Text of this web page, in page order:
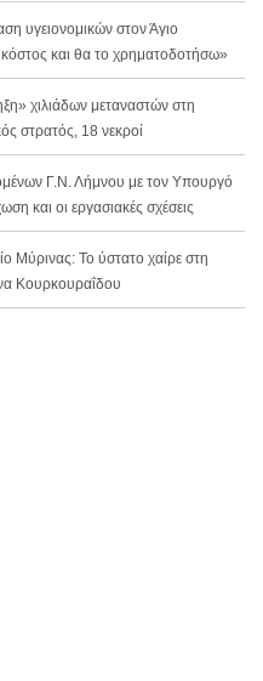
υγειονομικών στον Άγιο
και θα το χρηματοδοτήσω»
χιλιάδων μεταναστών στη
στρατός, 18 νεκροί
Γ.Ν. Λήμνου με τον Υπουργό
και οι εργασιακές σχέσεις
Μύρινας: Το ύστατο χαίρε στη
Κουρκουραΐδου